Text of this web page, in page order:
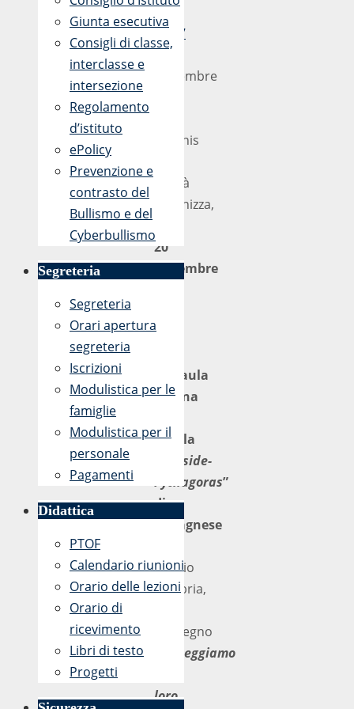
-
12:37
22
Novembre
Kiwanis
Agorà
organizza,
20
novembre
ore
nell’aula
magna
scuola
Nosside-
Pythagoras”
di
Ravagnese
Reggio
Calabria,
convegno
Proteggiamo
loro
Giunta esecutiva
Consigli di classe,
interclasse e
intersezione
Regolamento
d’istituto
ePolicy
Prevenzione e
contrasto del
Bullismo e del
Cyberbullismo
Segreteria
Segreteria
Orari apertura
segreteria
Iscrizioni
Modulistica per le
famiglie
Modulistica per il
personale
Pagamenti
Didattica
PTOF
Calendario riunioni
Orario delle lezioni
Orario di
ricevimento
Libri di testo
Progetti